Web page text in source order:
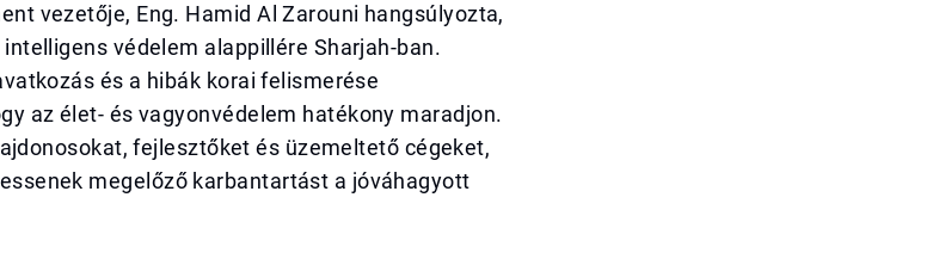
vezetője, Eng. Hamid Al Zarouni hangsúlyozta,
védelem alappillére Sharjah-ban.
és a hibák korai felismerése
az élet- és vagyonvédelem hatékony maradjon.
fejlesztőket és üzemeltető cégeket,
megelőző karbantartást a jóváhagyott